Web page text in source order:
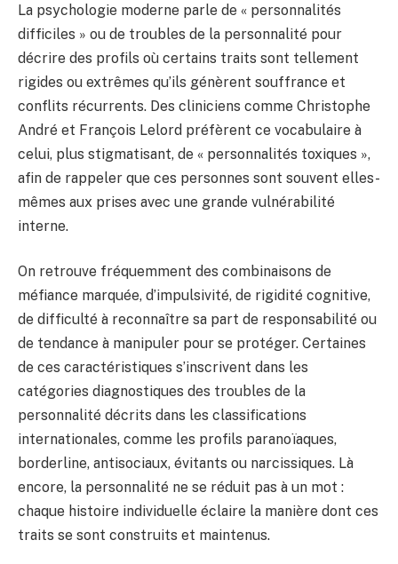
La psychologie moderne parle de « personnalités
difficiles » ou de troubles de la personnalité pour
décrire des profils où certains traits sont tellement
rigides ou extrêmes qu’ils génèrent souffrance et
conflits récurrents. Des cliniciens comme Christophe
André et François Lelord préfèrent ce vocabulaire à
celui, plus stigmatisant, de « personnalités toxiques »,
afin de rappeler que ces personnes sont souvent elles-
mêmes aux prises avec une grande vulnérabilité
interne.
On retrouve fréquemment des combinaisons de
méfiance marquée, d’impulsivité, de rigidité cognitive,
de difficulté à reconnaître sa part de responsabilité ou
de tendance à manipuler pour se protéger. Certaines
de ces caractéristiques s’inscrivent dans les
catégories diagnostiques des troubles de la
personnalité décrits dans les classifications
internationales, comme les profils paranoïaques,
borderline, antisociaux, évitants ou narcissiques. Là
encore, la personnalité ne se réduit pas à un mot :
chaque histoire individuelle éclaire la manière dont ces
traits se sont construits et maintenus.